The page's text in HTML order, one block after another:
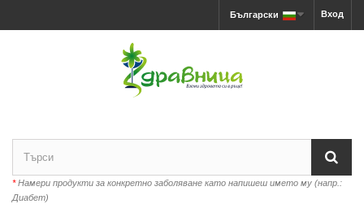
Вход
Български
*Намери продукти за конкретно заболяване като напишеш името му (напр.:
Диабет)